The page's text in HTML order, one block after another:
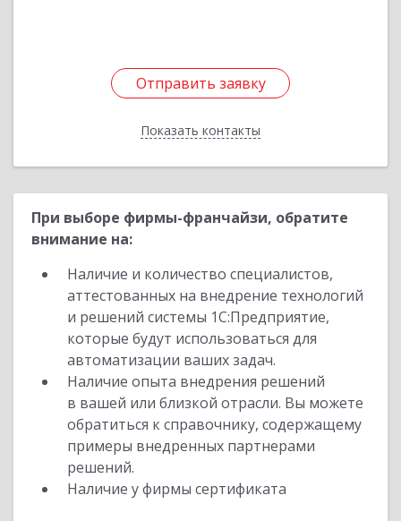
Отправить заявку
Показать контакты
Отправить заявку
Назад
При выборе фирмы-франчайзи, обратите
внимание на:
Наличие и количество специалистов,
аттестованных на внедрение технологий
и решений системы 1С:Предприятие,
которые будут использоваться для
автоматизации ваших задач.
Наличие опыта внедрения решений
в вашей или близкой отрасли. Вы можете
обратиться к справочнику, содержащему
примеры внедренных партнерами
решений.
Наличие у фирмы сертификата